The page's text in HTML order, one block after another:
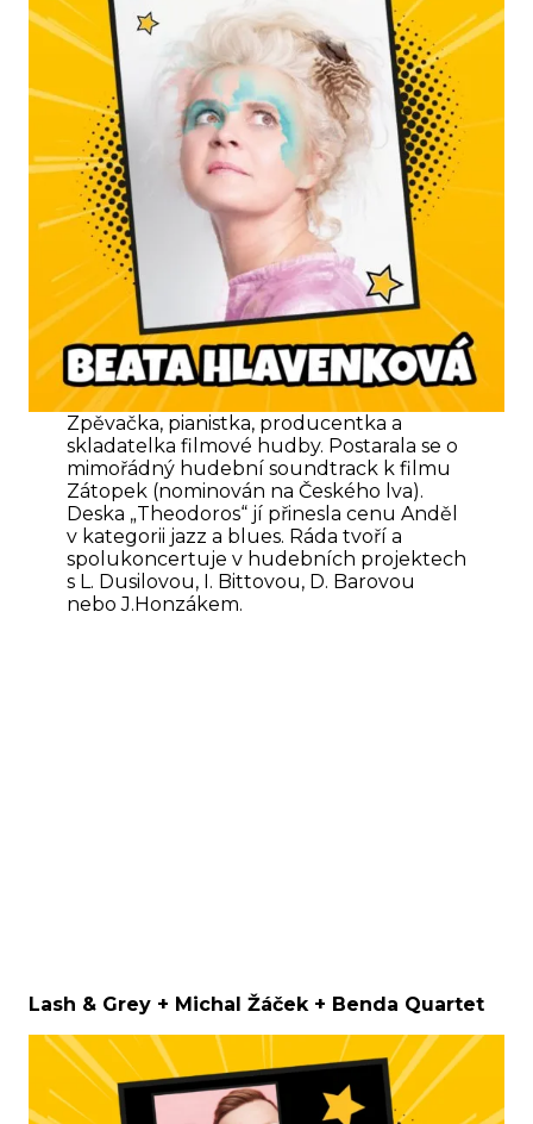
Zpěvačka, pianistka, producentka a
skladatelka filmové hudby. Postarala se o
mimořádný hudební soundtrack k filmu
Zátopek (nominován na Českého lva).
Deska „Theodoros“ jí přinesla cenu Anděl
v kategorii jazz a blues. Ráda tvoří a
spolukoncertuje v hudebních projektech
s L. Dusilovou, I. Bittovou, D. Barovou
nebo J.Honzákem.
Lash & Grey + Michal Žáček + Benda Quartet